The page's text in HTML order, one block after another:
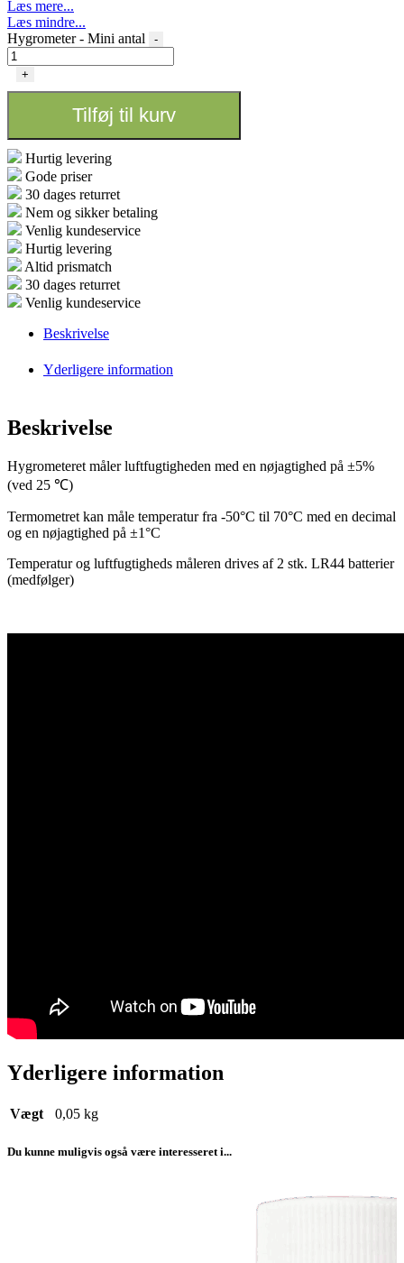
Læs mere...
Læs mindre...
Hygrometer - Mini antal
-
+
Tilføj til kurv
Hurtig levering
Gode priser
30 dages returret
Nem og sikker betaling
Venlig kundeservice
Hurtig levering
Altid prismatch
30 dages returret
Venlig kundeservice
Beskrivelse
Yderligere information
Beskrivelse
Hygrometeret måler luftfugtigheden med en nøjagtighed på ±5%
(ved 25 ℃)
Termometret kan måle temperatur fra -50°C til 70°C med en decimal
og en nøjagtighed på ±1°C
Temperatur og luftfugtigheds måleren drives af 2 stk. LR44 batterier
(medfølger)
Yderligere information
Vægt 0,05 kg
Du kunne muligvis også være interesseret i...